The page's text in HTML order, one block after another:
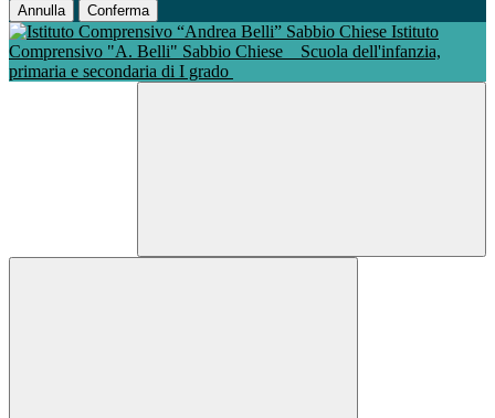
Annulla Conferma
Istituto
Comprensivo "A. Belli" Sabbio Chiese
Scuola dell'infanzia,
primaria e secondaria di I grado